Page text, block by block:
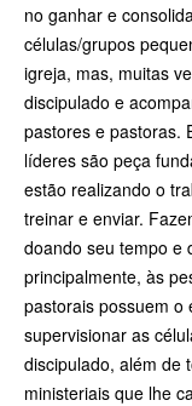
no ganhar e
células/grupos
igreja, mas, muitas
discipulado e
pastores e pastoras.
líderes são peça
estão realizando o
treinar e enviar.
doando seu tempo e
principalmente, às
pastorais possuem o
supervisionar as
discipulado, além de
ministeriais que lhe